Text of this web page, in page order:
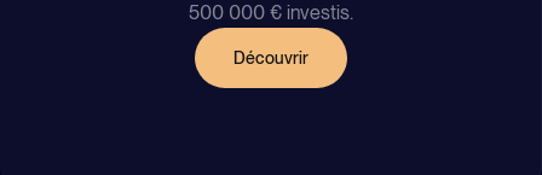
500 000 € investis.
Découvrir